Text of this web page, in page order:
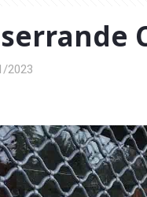
2023